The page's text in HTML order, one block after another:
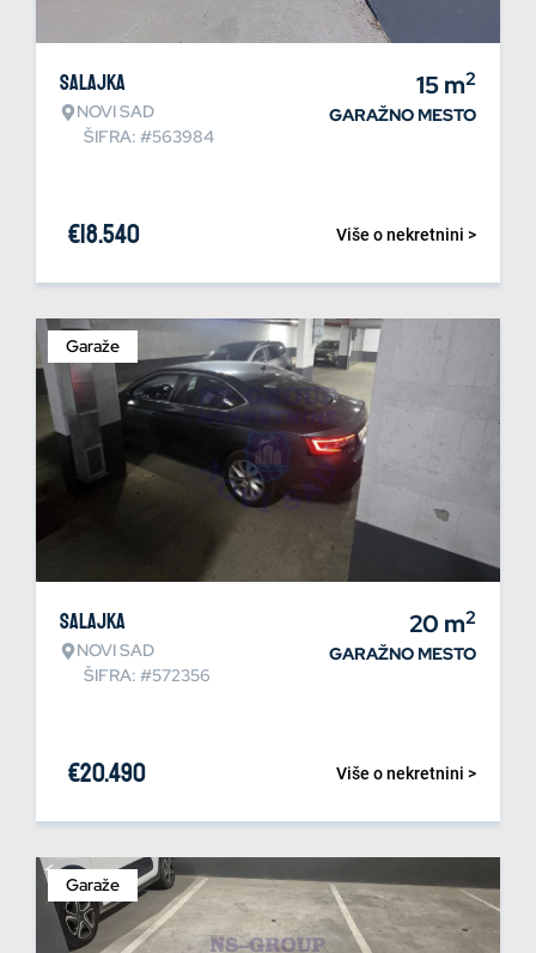
Salajka
NOVI SAD
ŠIFRA: #563984
15m2
GARAŽNO MESTO
Više o nekretnini >
€18.540
Garaže
Salajka
NOVI SAD
ŠIFRA: #572356
20 m2
GARAŽNO MESTO
Više o nekretnini >
€20.490
Garaže